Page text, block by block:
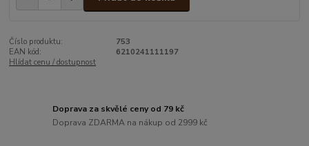
Číslo produktu:
753
EAN kód:
6210241111197
Hlídat cenu / dostupnost
Doprava za skvělé ceny od 79 kč
Doprava ZDARMA na nákup od 2999 kč